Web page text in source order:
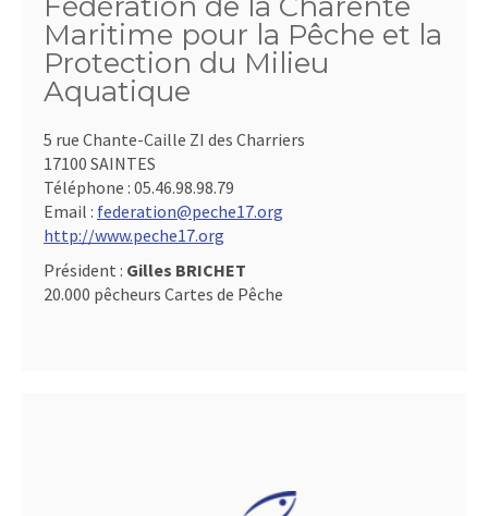
Maritime pour la Pêche et la
Protection du Milieu
Aquatique
5 rue Chante-Caille ZI des Charriers
17100 SAINTES
Téléphone : 05.46.98.98.79
Email : federation@peche17.org
http://www.peche17.org
Président : Gilles BRICHET
20.000 pêcheurs Cartes de Pêche